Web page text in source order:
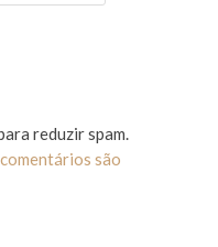
reduzir spam.
são